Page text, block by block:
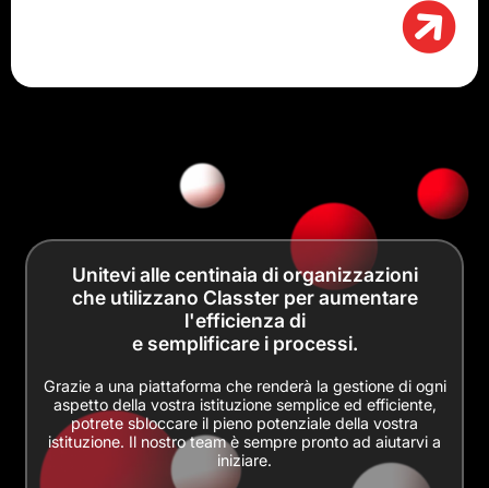
Unitevi alle centinaia di organizzazioni
che utilizzano Classter per aumentare
l'efficienza di
e semplificare i processi.
Grazie a una piattaforma che renderà la gestione di ogni
aspetto della vostra istituzione semplice ed efficiente,
potrete sbloccare il pieno potenziale della vostra
istituzione. Il nostro team è sempre pronto ad aiutarvi a
iniziare.